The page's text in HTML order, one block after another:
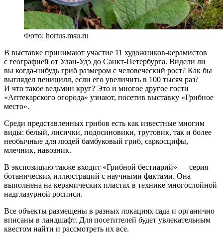
Фото: hortus.msu.ru
В выставке принимают участие 11 художников-керамистов
с географией от Улан-Удэ до Санкт-Петербурга. Видели ли
вы когда-нибудь гриб размером с человеческий рост? Как бы
выглядел пеницилл, если его увеличить в 100 тысяч раз?
И что такое ведьмин круг? Это и многое другое гости
«Аптекарского огорода» узнают, посетив выставку «Грибное
место».
Среди представленных грибов есть как известные многим
виды: белый, лисички, подосиновики, трутовик, так и более
необычные для людей бамбуковый гриб, саркосцифы,
млечник, навозник.
В экспозицию также входит «Грибной бестиарий» — серия
ботанических иллюстраций с научными фактами. Она
выполнена на керамических пластах в технике многослойной
надглазурной росписи.
Все объекты размещены в разных локациях сада и органично
вписаны в ландшафт. Для посетителей будет увлекательным
квестом найти и рассмотреть их все.